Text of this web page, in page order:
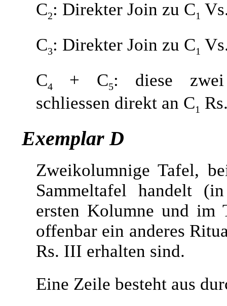
C2: Direkter Join zu C1
C3: Direkter Join zu C1
C4 + C5: diese zwei
schliessen direkt an C1
Exemplar D
Zweikolumnige Tafel,
Sammeltafel handelt
ersten Kolumne und
offenbar ein anderes
Rs. III erhalten sind.
Eine Zeile besteht aus